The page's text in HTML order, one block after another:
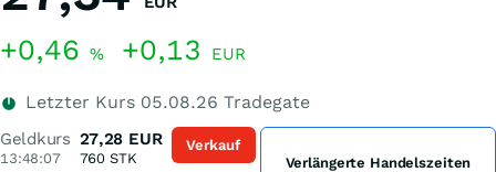
+0,46 % +0,13 EUR
Letzter Kurs 05.08.26 Tradegate
Geldkurs
13:48:07
27,28 EUR
760 STK
Verkauf
Verlängerte Handelszeiten